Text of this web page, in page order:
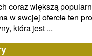
coraz większą
w swojej ofercie ten
która jest ...